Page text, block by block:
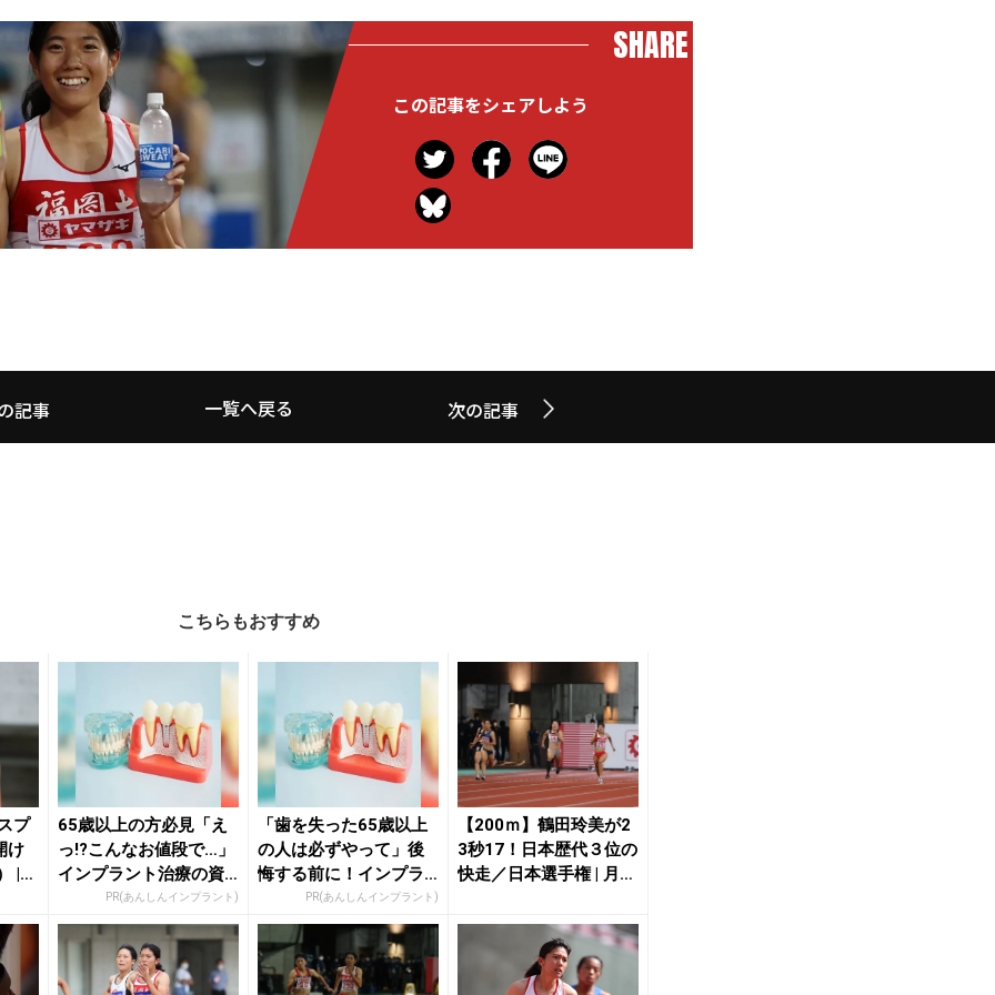
SHARE
この記事をシェアしよう
記事 一覧へ戻る 次の記事
こちらもおすすめ
プ
け
|
65歳以上の方必見「え
っ!?こんなお値段で…」
インプラント治療の資
料請求はこちら...
PR(あんしんインプラント)
「歯を失った65歳以上
の人は必ずやって」後
悔する前に！インプラ
ントという選択肢。
PR(あんしんインプラント)
【200ｍ】鶴田玲美が2
3秒17！日本歴代３位の
快走／日本選手権 | 月陸